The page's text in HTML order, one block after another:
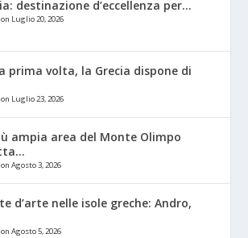
destinazione d’eccellenza per...
Luglio 20, 2026
prima volta, la Grecia dispone di
Luglio 23, 2026
ampia area del Monte Olimpo
Agosto 3, 2026
d’arte nelle isole greche: Andro,
Agosto 5, 2026